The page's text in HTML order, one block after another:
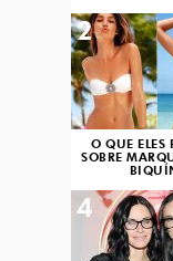
O QUE ELES
SOBRE
2
4